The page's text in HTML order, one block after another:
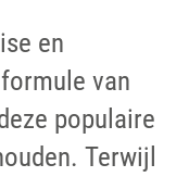
en
van
populaire
Terwijl